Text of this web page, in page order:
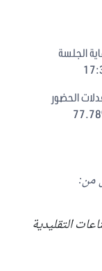
الجلسة
الحضور
من:
التقليدية